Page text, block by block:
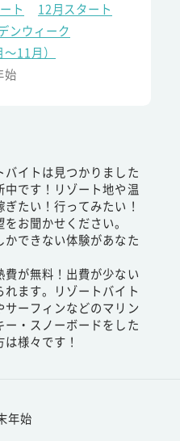
ト
12月スタート
ンウィーク
11月）
始
イトは見つかりました
です！リゾート地や温
たい！行ってみたい！
お聞かせください。
できない体験があなた
費が無料！出費が少ない
ます。リゾートバイト
ーフィンなどのマリン
・スノーボードをした
様々です！
年始